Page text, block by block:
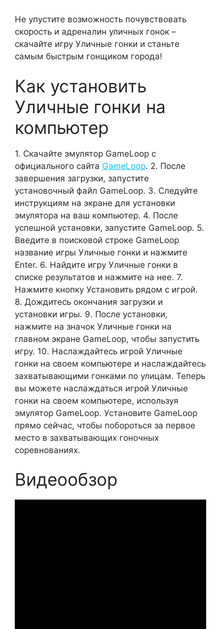
Не упустите возможность почувствовать
скорость и адреналин уличных гонок –
скачайте игру Уличные гонки и станьте
самым быстрым гонщиком города!
Как установить
Уличные гонки на
компьютер
1. Скачайте эмулятор GameLoop с
официального сайта GameLoop. 2. После
завершения загрузки, запустите
установочный файл GameLoop. 3. Следуйте
инструкциям на экране для установки
эмулятора на ваш компьютер. 4. После
успешной установки, запустите GameLoop. 5.
Введите в поисковой строке GameLoop
название игры Уличные гонки и нажмите
Enter. 6. Найдите игру Уличные гонки в
списке результатов и нажмите на нее. 7.
Нажмите кнопку Установить рядом с игрой.
8. Дождитесь окончания загрузки и
установки игры. 9. После установки,
нажмите на значок Уличные гонки на
главном экране GameLoop, чтобы запустить
игру. 10. Наслаждайтесь игрой Уличные
гонки на своем компьютере и наслаждайтесь
захватывающими гонками по улицам. Теперь
вы можете наслаждаться игрой Уличные
гонки на своем компьютере, используя
эмулятор GameLoop. Установите GameLoop
прямо сейчас, чтобы побороться за первое
место в захватывающих гоночных
соревнованиях.
Видеообзор